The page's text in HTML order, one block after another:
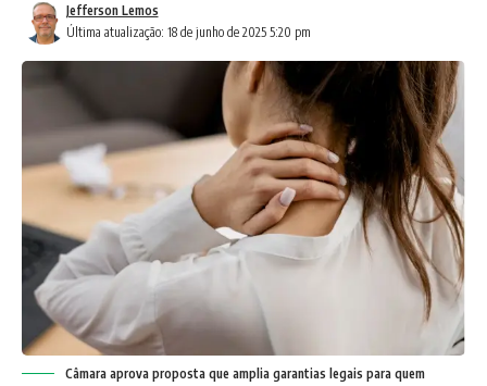
Última atualização: 18 de junho de 2025 5:20 pm
Jefferson Lemos
Câmara aprova proposta que amplia garantias legais para quem